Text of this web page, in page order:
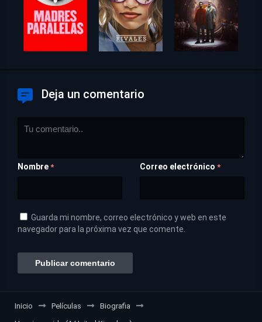
Deja un comentario
Nombre * Correo electrónico *
Guarda mi nombre, correo electrónico y web en este
navegador para la próxima vez que comente.
Inicio Películas
Biografia